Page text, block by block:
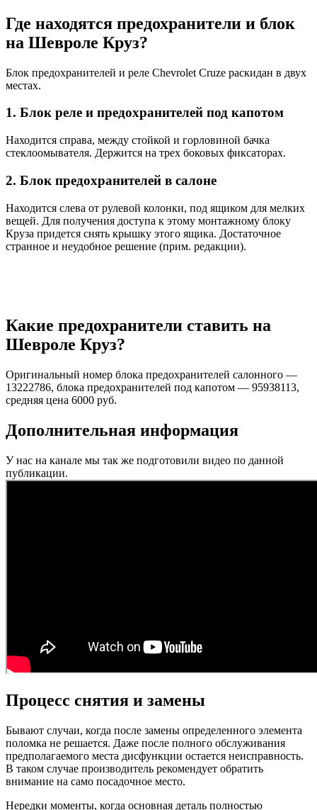
Где находятся предохранители и блок
на Шевроле Круз?
Блок предохранителей и реле Chevrolet Cruze раскидан в двух
местах.
1. Блок реле и предохранителей под капотом
Находится справа, между стойкой и горловиной бачка
стеклоомывателя. Держится на трех боковых фиксаторах.
2. Блок предохранителей в салоне
Находится слева от рулевой колонки, под ящиком для мелких
вещей. Для получения доступа к этому монтажному блоку
Круза придется снять крышку этого ящика. Достаточное
странное и неудобное решение (прим. редакции).
Какие предохранители ставить на
Шевроле Круз?
Оригинальный номер блока предохранителей салонного —
13222786, блока предохранителей под капотом — 95938113,
средняя цена 6000 руб.
Дополнительная информация
У нас на канале мы так же подготовили видео по данной
публикации.
Процесс снятия и замены
Бывают случаи, когда после замены определенного элемента
поломка не решается. Даже после полного обслуживания
предполагаемого места дисфункции остается неисправность.
В таком случае производитель рекомендует обратить
внимание на само посадочное место.
Нередки моменты, когда основная деталь полностью